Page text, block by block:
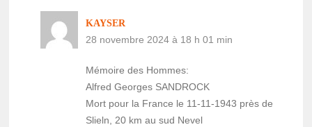
KAYSER
28 novembre 2024 à 18 h 01 min
Mémoire des Hommes:
Alfred Georges SANDROCK
Mort pour la France le 11-11-1943 près de
Slieln, 20 km au sud Nevel